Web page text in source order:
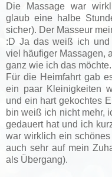
Die Massage war
glaub eine halbe
sicher). Der Masseur
:D Ja das weiß ich und
viel häufiger Massagen,
ganz wie ich das möchte.
Für die Heimfahrt gab
ein paar Kleinigkeiten
und ein hart gekochtes
bin weiß ich nicht mehr,
gedauert hat und ich
war wirklich ein
auch sehr auf mein
als Übergang).